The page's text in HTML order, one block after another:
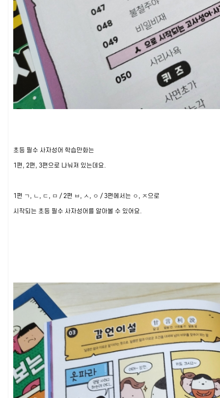
초등 필수 사자성어 학습만화는
1편, 2편, 3편으로 나눠져 있는데요.
1편 ㄱ, ㄴ, ㄷ, ㅁ / 2편 ㅂ, ㅅ, ㅇ / 3편에서는 ㅇ, ㅈ으로
시작되는 초등 필수 사자성어를 알아볼 수 있어요.